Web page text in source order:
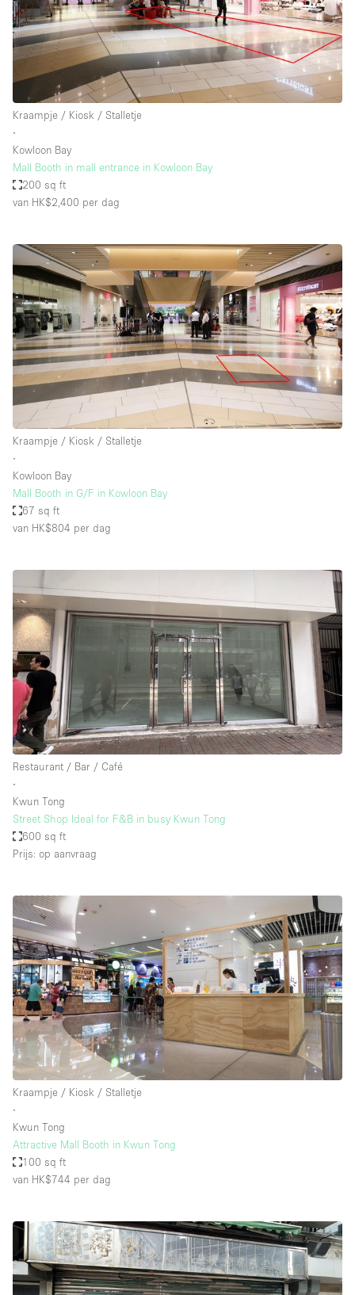
Kraampje / Kiosk / Stalletje
∙
Kowloon Bay
Mall Booth in mall entrance in Kowloon Bay
200 sq ft
van HK$2,400 per dag
Kraampje / Kiosk / Stalletje
∙
Kowloon Bay
Mall Booth in G/F in Kowloon Bay
67 sq ft
van HK$804 per dag
Restaurant / Bar / Café
∙
Kwun Tong
Street Shop Ideal for F&B in busy Kwun Tong
600 sq ft
Prijs: op aanvraag
Kraampje / Kiosk / Stalletje
∙
Kwun Tong
Attractive Mall Booth in Kwun Tong
100 sq ft
van HK$744 per dag